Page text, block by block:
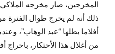
المخرجين، صار مخرجه
أفلاما بطلها “عبد الوهاب”،
من أغلال هذا الأحتكار، باخراج